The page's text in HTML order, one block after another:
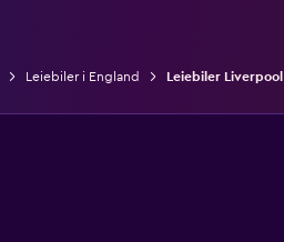
Leiebiler i England Leiebiler Liverpool